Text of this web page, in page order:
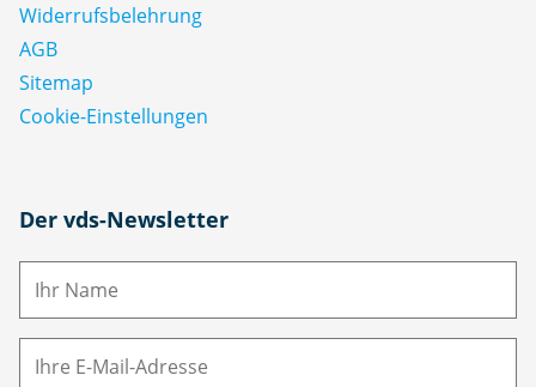
Widerrufsbelehrung
AGB
Sitemap
Cookie-Einstellungen
Der vds-Newsletter
N
M